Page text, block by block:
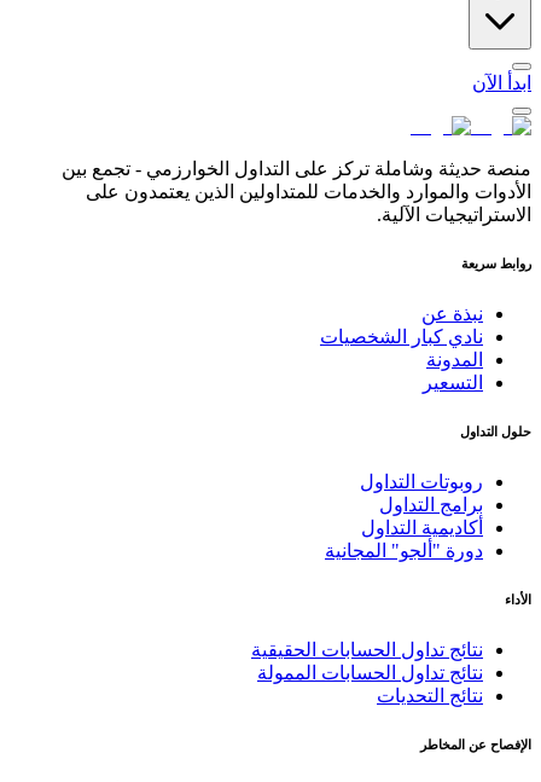
ابدأ الآن
منصة حديثة وشاملة تركز على التداول الخوارزمي - تجمع بين
الأدوات والموارد والخدمات للمتداولين الذين يعتمدون على
الاستراتيجيات الآلية.
روابط سريعة
نبذة عن
نادي كبار الشخصيات
المدونة
التسعير
حلول التداول
روبوتات التداول
برامج التداول
أكاديمية التداول
دورة "ألجو" المجانية
الأداء
نتائج تداول الحسابات الحقيقية
نتائج تداول الحسابات الممولة
نتائج التحديات
الإفصاح عن المخاطر